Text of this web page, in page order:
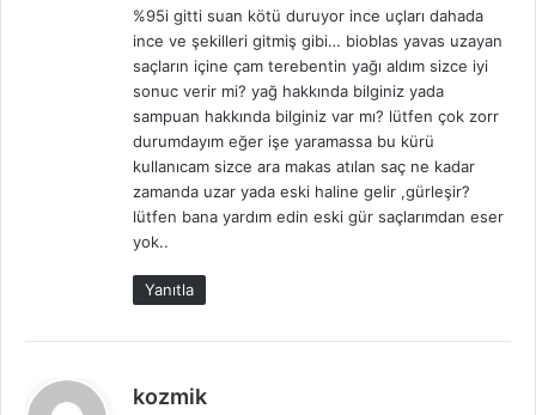
%95i gitti suan kötü duruyor ince uçları dahada
ince ve şekilleri gitmiş gibi… bioblas yavas uzayan
saçların içine çam terebentin yağı aldım sizce iyi
sonuc verir mi? yağ hakkında bilginiz yada
sampuan hakkında bilginiz var mı? lütfen çok zorr
durumdayım eğer işe yaramassa bu kürü
kullanıcam sizce ara makas atılan saç ne kadar
zamanda uzar yada eski haline gelir ,gürleşir?
lütfen bana yardım edin eski gür saçlarımdan eser
yok..
Yanıtla
kozmik